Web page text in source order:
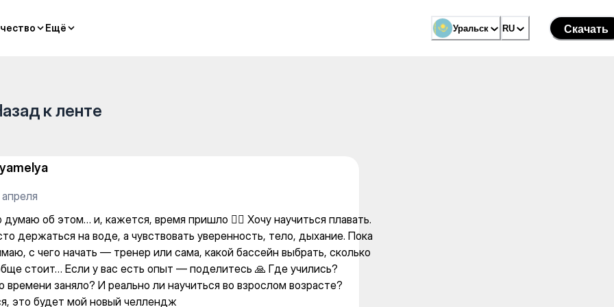
Ещё Уральск RU Скачать
Ещё Уральск RU Скачать
время пришло 🏊‍♀️ Хочу научиться плавать.
к ленте
апреля
думаю об этом… и, кажется, время пришло 🏊‍♀️ Хочу научиться плавать.
держаться на воде, а чувствовать уверенность, тело, дыхание. Пока
с чего начать — тренер или сама, какой бассейн выбрать, сколько
стоит… Если у вас есть опыт — поделитесь 🙏 Где учились?
времени заняло? И реально ли научиться во взрослом возрасте?
это будет мой новый челлендж